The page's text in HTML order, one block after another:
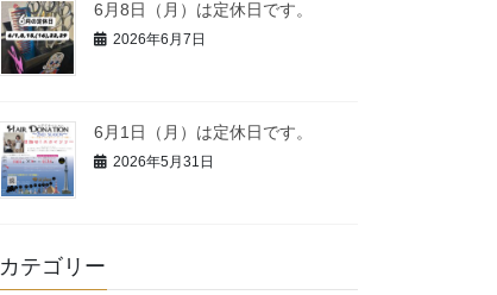
6月8日（月）は定休日です。
2026年6月7日
6月1日（月）は定休日です。
2026年5月31日
カテゴリー